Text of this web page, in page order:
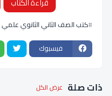
كتب الصف الثاني الثانوي علمي
فيسبوك
ذات صلة عرض الكل